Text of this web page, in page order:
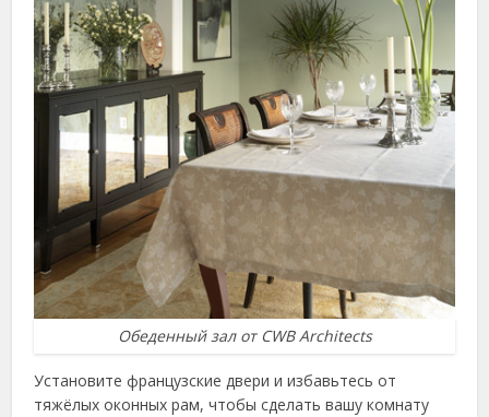
Обеденный зал от CWB Architects
Установите французские двери и избавьтесь от
тяжёлых оконных рам, чтобы сделать вашу комнату